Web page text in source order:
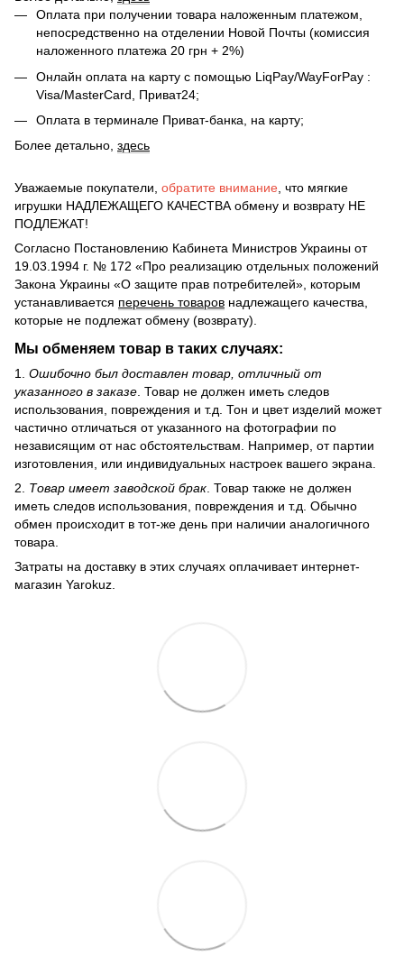
Оплата при получении товара наложенным платежом,
непосредственно на отделении Новой Почты (комиссия
наложенного платежа 20 грн + 2%)
Онлайн оплата на карту с помощью LiqPay/WayForPay :
Visa/MasterCard, Приват24;
Оплата в терминале Приват-банка, на карту;
Более детально, здесь
Уважаемые покупатели, обратите внимание, что мягкие
игрушки НАДЛЕЖАЩЕГО КАЧЕСТВА обмену и возврату НЕ
ПОДЛЕЖАТ!
Согласно Постановлению Кабинета Министров Украины от
19.03.1994 г. № 172 «Про реализацию отдельных положений
Закона Украины «О защите прав потребителей», которым
устанавливается перечень товаров надлежащего качества,
которые не подлежат обмену (возврату).
Мы обменяем товар в таких случаях:
1. Ошибочно был доставлен товар, отличный от
указанного в заказе. Товар не должен иметь следов
использования, повреждения и т.д. Тон и цвет изделий может
частично отличаться от указанного на фотографии по
независящим от нас обстоятельствам. Например, от партии
изготовления, или индивидуальных настроек вашего экрана.
2. Товар имеет заводской брак. Товар также не должен
иметь следов использования, повреждения и т.д. Обычно
обмен происходит в тот-же день при наличии аналогичного
товара.
Затраты на доставку в этих случаях оплачивает интернет-
магазин Yarokuz.